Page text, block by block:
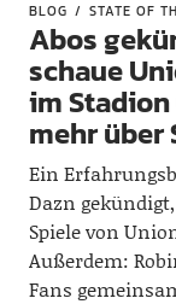
BLOG STATE OF
Abos
schaue
im
mehr über
Ein
Dazn
Spiele von
Außerdem:
Fans